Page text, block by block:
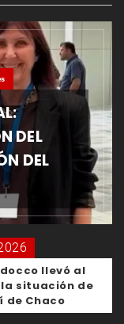
DEL
DEL
llevó al
la situación de
de Chaco